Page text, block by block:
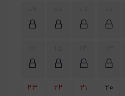
20
21
22
23